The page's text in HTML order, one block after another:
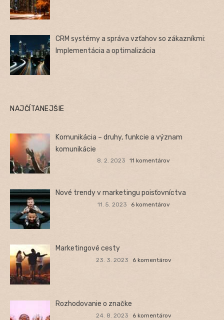
CRM systémy a správa vzťahov so zákazníkmi:
Implementácia a optimalizácia
NAJČÍTANEJŠIE
Komunikácia – druhy, funkcie a význam
komunikácie
8. 2. 2023 11 komentárov
Nové trendy v marketingu poisťovníctva
11. 5. 2023 6 komentárov
Marketingové cesty
23. 3. 2023 6 komentárov
Rozhodovanie o značke
24. 8. 2023 6 komentárov